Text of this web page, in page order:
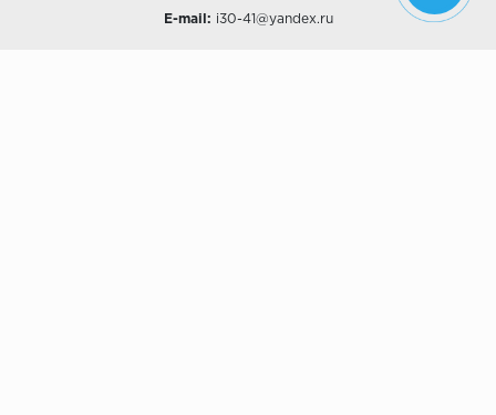
E-mail: i30-41@yandex.ru